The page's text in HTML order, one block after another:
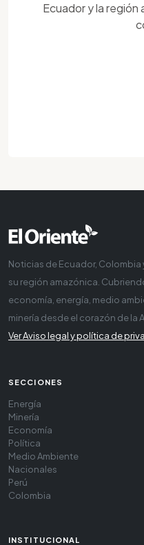
Ecuador y la región
Noticias de Ecuador, Colombia
su región amazónica.
economía, energía, medio
minería desde el corazón de la
Ver Aviso legal y política de
SECCIONES
Energía
Minería
Economía
Política
Medio Ambiente
Nacionales
Perú
Colombia
INSTITUCIONAL